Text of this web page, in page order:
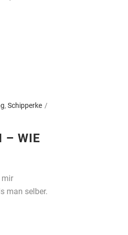
, Schipperke
– WIE
mir
man selber.